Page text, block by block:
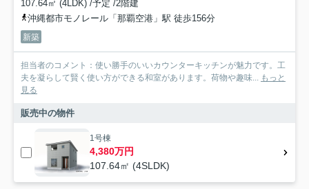
107.64㎡ (4LDK) /予定 /2階建
沖縄都市モノレール「那覇空港」駅 徒歩156分
新築
担当者のコメント：使い勝手のいいカウンターキッチンが魅力です。工
夫を凝らして賢く使い方ができる和室があります。荷物や趣味... もっと
見る
販売中の物件
1号棟
4,380万円
107.64㎡ (4SLDK)